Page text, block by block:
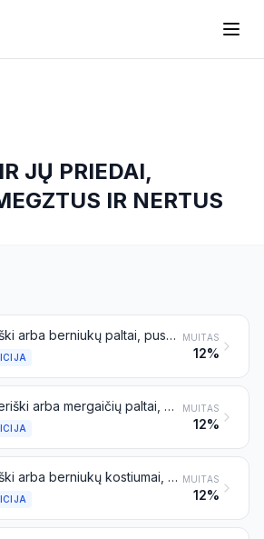
JŲ PRIEDAI,
IR NERTUS
Vyriški arba berniukų paltai, puspalčiai, pelerinos, apsiaustai, anorakai (įskaitant slidinėjimo striukes), neperpučiamos ir neperšlampamos striukės ir panašūs dirbiniai, išskyrus priskiriamus 6203 pozicijai MUITAS
12%
Moteriški arba mergaičių paltai, puspalčiai, pelerinos, apsiaustai, anorakai (įskaitant slidinėjimo striukes), neperpučiamos ir neperšlampamos striukės ir panašūs dirbiniai, išskyrus priskiriamus 6204 pozicijai MUITAS
12%
Vyriški arba berniukų kostiumai, ansambliai, švarkai, bleizeriai, kelnės, puskombinezoniai su antkrūtiniais ir petnešomis, bridžiai ir trumpės (išskyrus maudymosi aprangą) MUITAS
12%